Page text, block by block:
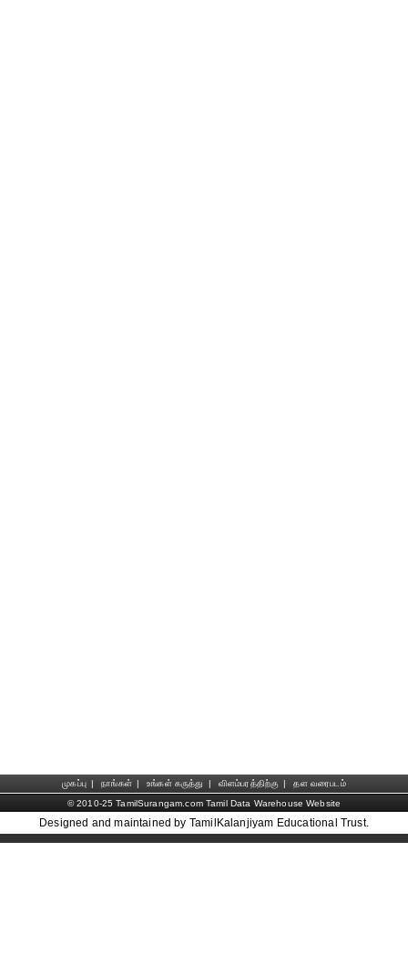
முகப்பு | நாங்கள் | உங்கள் கருத்து | விளம்பரத்திற்கு |
தள வரைபடம்
© 2010-25 TamilSurangam.com Tamil Data Warehouse Website
Designed and maintained by TamilKalanjiyam Educational Trust.